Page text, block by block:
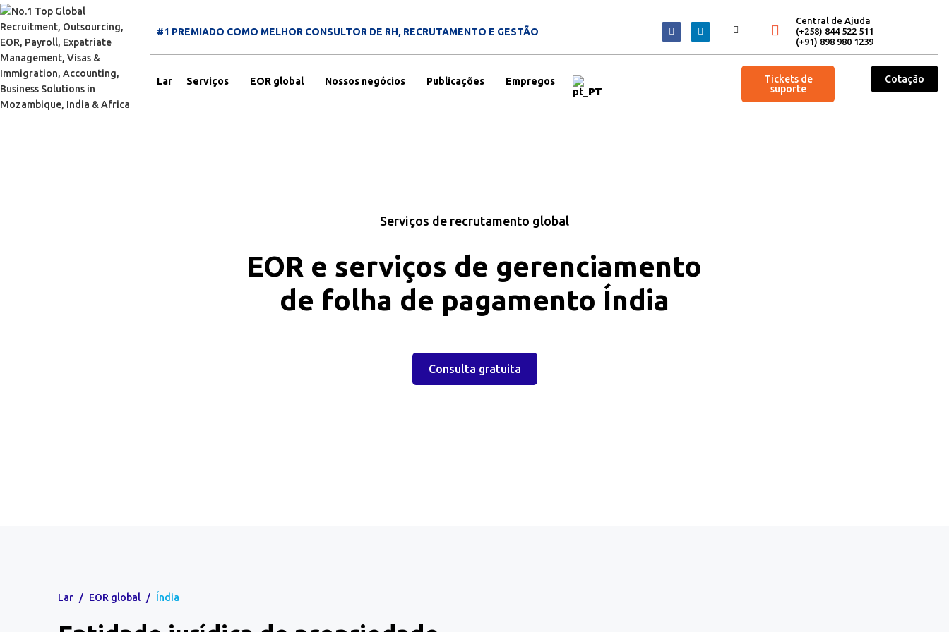
#1 PREMIADO COMO MELHOR CONSULTOR DE RH, RECRUTAMENTO E GESTÃO
Central de Ajuda
(+258) 844 522 511
(+91) 898 980 1239
Lar Serviços EOR global Nossos negócios Publicações
Empregos
PT
Tickets de
suporte
Cotação
Serviços de recrutamento global
EOR e serviços de gerenciamento
de folha de pagamento Índia
Consulta gratuita
Lar / EOR global / Índia